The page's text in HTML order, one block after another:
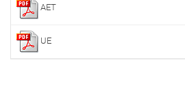
AET
UE